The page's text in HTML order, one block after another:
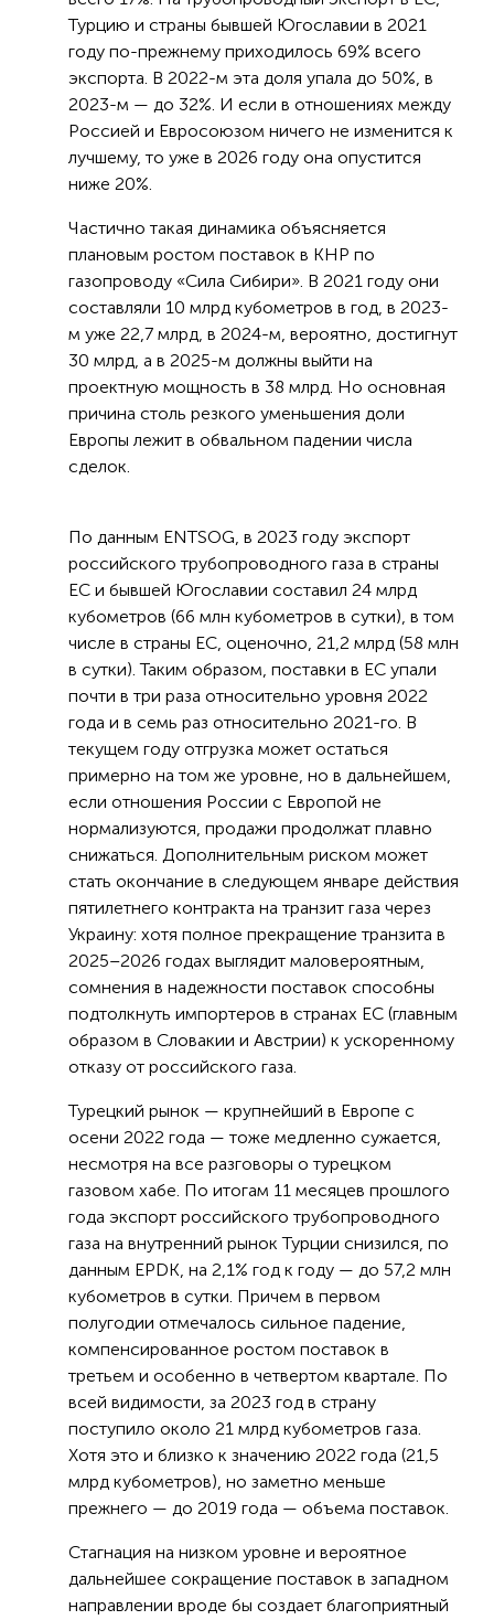
Турцию и страны бывшей Югославии в 2021
году по-прежнему приходилось 69% всего
экспорта. В 2022-м эта доля упала до 50%, в
2023-м — до 32%. И если в отношениях между
Россией и Евросоюзом ничего не изменится к
лучшему, то уже в 2026 году она опустится
ниже 20%.
Частично такая динамика объясняется
плановым ростом поставок в КНР по
газопроводу «Сила Сибири». В 2021 году они
составляли 10 млрд кубометров в год, в 2023-
м уже 22,7 млрд, в 2024-м, вероятно, достигнут
30 млрд, а в 2025-м должны выйти на
проектную мощность в 38 млрд. Но основная
причина столь резкого уменьшения доли
Европы лежит в обвальном падении числа
сделок.
По данным ENTSOG, в 2023 году экспорт
российского трубопроводного газа в страны
ЕС и бывшей Югославии составил 24 млрд
кубометров (66 млн кубометров в сутки), в том
числе в страны ЕС, оценочно, 21,2 млрд (58 млн
в сутки). Таким образом, поставки в ЕС упали
почти в три раза относительно уровня 2022
года и в семь раз относительно 2021-го. В
текущем году отгрузка может остаться
примерно на том же уровне, но в дальнейшем,
если отношения России с Европой не
нормализуются, продажи продолжат плавно
снижаться. Дополнительным риском может
стать окончание в следующем январе действия
пятилетнего контракта на транзит газа через
Украину: хотя полное прекращение транзита в
2025–2026 годах выглядит маловероятным,
сомнения в надежности поставок способны
подтолкнуть импортеров в странах ЕС (главным
образом в Словакии и Австрии) к ускоренному
отказу от российского газа.
Турецкий рынок — крупнейший в Европе с
осени 2022 года — тоже медленно сужается,
несмотря на все разговоры о турецком
газовом хабе. По итогам 11 месяцев прошлого
года экспорт российского трубопроводного
газа на внутренний рынок Турции снизился, по
данным EPDK, на 2,1% год к году — до 57,2 млн
кубометров в сутки. Причем в первом
полугодии отмечалось сильное падение,
компенсированное ростом поставок в
третьем и особенно в четвертом квартале. По
всей видимости, за 2023 год в страну
поступило около 21 млрд кубометров газа.
Хотя это и близко к значению 2022 года (21,5
млрд кубометров), но заметно меньше
прежнего — до 2019 года — объема поставок.
Стагнация на низком уровне и вероятное
дальнейшее сокращение поставок в западном
направлении вроде бы создает благоприятный